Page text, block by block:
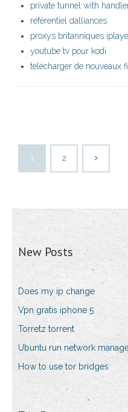
private tunnel with
référentiel dalliances
proxys britanniques
youtube tv pour kodi
télécharger de nouveaux
1 2
New Posts
Does my ip change
Vpn gratis iphone 5
Torretz torrent
Ubuntu run network
How to use tor bridges